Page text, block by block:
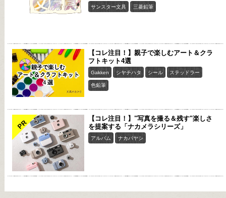
サンスター文具 三菱鉛筆
【コレ注目！】親子で楽しむアート＆クラ
フトキット4選
Gakken シヤチハタ シール ステッドラー
色鉛筆
PR
【コレ注目！】"写真を撮る＆残す"楽しさ
を提案する「ナカメラシリーズ」
アルバム ナカバヤシ